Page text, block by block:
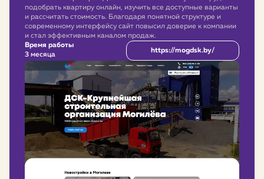
подобрать квартиру онлайн, изучить все доступные варианты
и рассчитать стоимость. Благодаря понятной структуре и
современному интерфейсу сайт повысил доверие к компании
и стал эффективным каналом продаж.
Время работы
3 месяца
https://mogdsk.by/